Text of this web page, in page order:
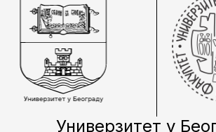
Универзитет у